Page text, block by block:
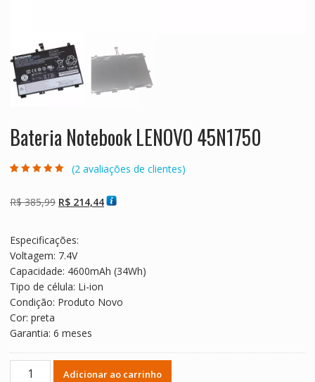
Bateria Notebook LENOVO 45N1750
com baseado
em
(2avaliações de clientes)
R$385,99 O
era:
R$ 385,99.
R$214,44O
Especificações:
Voltagem: 7.4V
Capacidade: 4600mAh (34Wh)
Tipo de célula: Li-ion
Condição: Produto Novo
Cor: preta
Garantia: 6 meses
Bateria
Adicionar ao carrinho